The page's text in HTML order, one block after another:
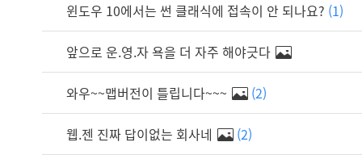
윈도우 10에서는 썬 클래식에 접속이 안 되나요? (1)
앞으로 운.영.자 욕을 더 자주 해야긋다
와우~~맵버전이 틀립니다~~~ (2)
웹.젠 진짜 답이없는 회사네 (2)